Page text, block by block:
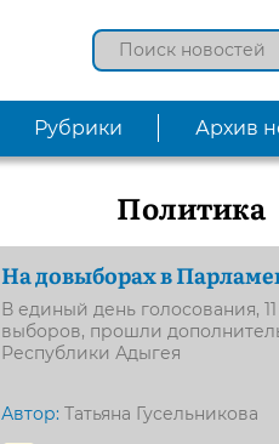
Рубрики Архив
Политика
На довыборах в
В единый день голосования,
выборов, прошли
Республики Адыгея
Автор: Татьяна Гусельникова